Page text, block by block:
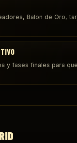
Balon de Oro,
y fases finales para